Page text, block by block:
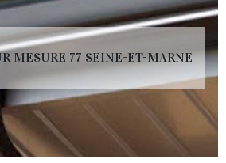
MESURE 77 SEINE-ET-MARNE